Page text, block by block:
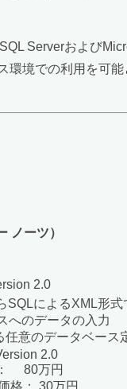
Serverおよび
境での利用を可能
ノーツ）
2.0
SQLによるXML形
へのデータの入力
任意のデータベー
2.0
： 80万円